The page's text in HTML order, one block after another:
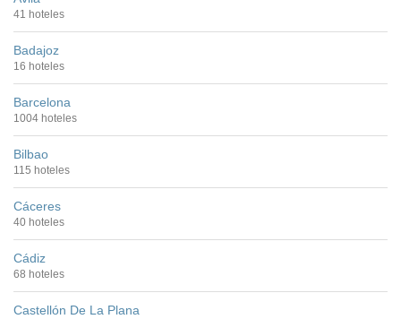
41 hoteles
Badajoz
16 hoteles
Barcelona
1004 hoteles
Bilbao
115 hoteles
Cáceres
40 hoteles
Cádiz
68 hoteles
Castellón De La Plana